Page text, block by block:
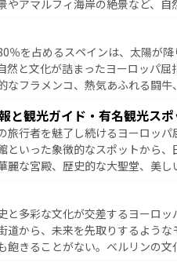
やアマルフィ海岸の絶景など、
瞬間を楽しませてくれるイタリア
情報はコンテンツ一覧を参照して
％を占めるスペインは、太陽が
然と文化が詰まったヨーロッパ
なフラメンコ、熱気あふれる闘
マ遺跡や中世の城塞都市、穏やか
や気候が異なるスペインはその個
コンテンツ一覧を参照してほしい
と観光ガイド・有名観光スポ
旅行者を魅了し続けるヨーロッ
といった象徴的なスポットから
麗な宮殿、歴史的な大聖堂、美
されている。シャンパンの発祥地
多彩な楽しみ方が可能だ。さら
な歴史と文化が息づいている。
とそれぞれ
と多彩な文化が交差するヨーロ
道から、未来を先取りするよう
飽きることがない。ベルリンの